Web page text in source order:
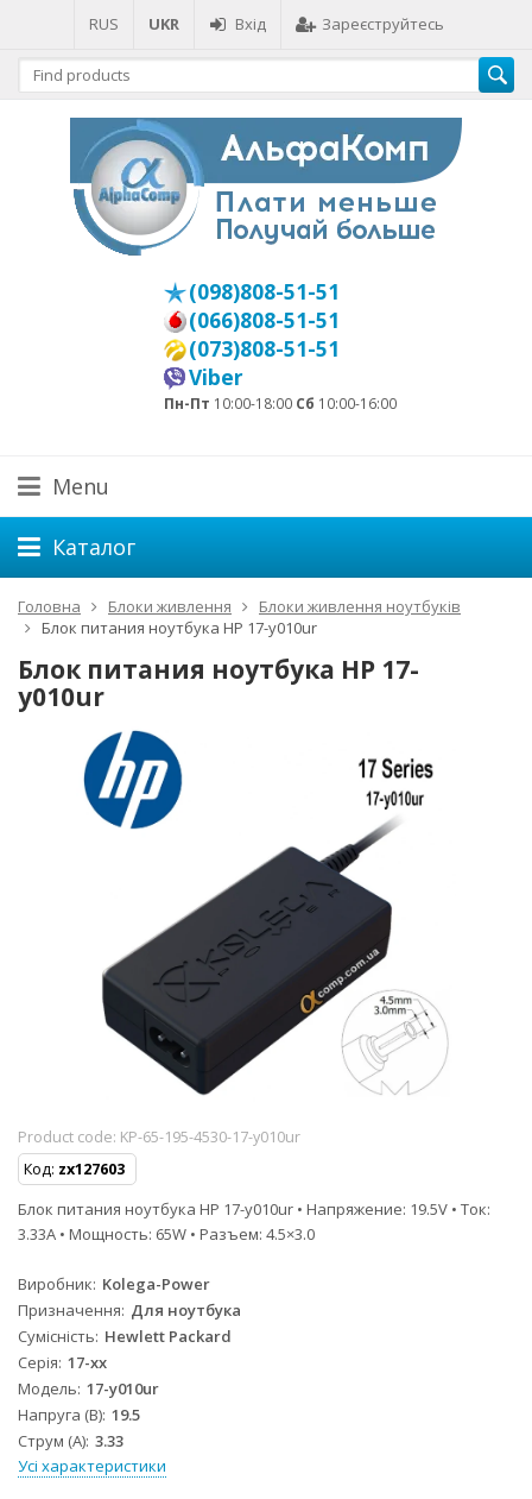
RUS UKR Вхід Зареєструйтесь
(098)808-51-51
(066)808-51-51
(073)808-51-51
Viber
Пн-Пт 10:00-18:00 Сб 10:00-16:00
Menu
Каталог
Головна Блоки живлення
Блоки живлення ноутбуків
Блок питания ноутбука HP 17-y010ur
Блок питания ноутбука HP 17-
y010ur
Product code: KP-65-195-4530-17-y010ur
Код: zx127603
Блок питания ноутбука HP 17-y010ur • Напряжение: 19.5V • Ток:
3.33A • Мощность: 65W • Разъем: 4.5×3.0
Виробник Kolega-Power
Призначення Для ноутбука
Сумісність Hewlett Packard
Серія 17-xx
Модель 17-y010ur
Напруга (В) 19.5
Струм (А) 3.33
Усі характеристики